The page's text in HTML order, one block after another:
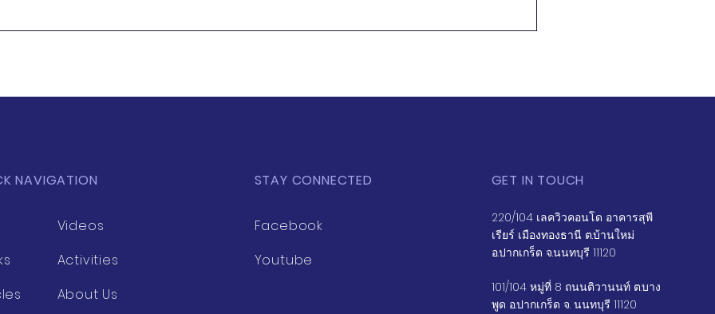
หนังสือ "วิชารัฐมนตรี : ศาสตร์
หนังสือ "ปรากฎการณ์
จุดดีจุดต่าง"
NAVIGATION
Videos
Activities
About Us
STAY CONNECTED
Facebook
Youtube
GET IN TOUCH
220/104 เลควิวคอนโด อาคารสุพี
เรียร์ เมืองทองธานี ต.บ้านใหม่
อ.ปากเกร็ด จ.นนทบุรี 11120
101/104 หมู่ที่ 8 ถนนติวานนท์ ต.บาง
พูด อ.ปากเกร็ด จ. นนทบุรี 11120